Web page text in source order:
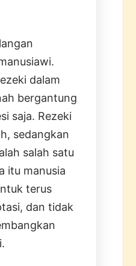
dalam
bergantung
saja. Rezeki
sedangkan
salah satu
itu manusia
terus
dan tidak